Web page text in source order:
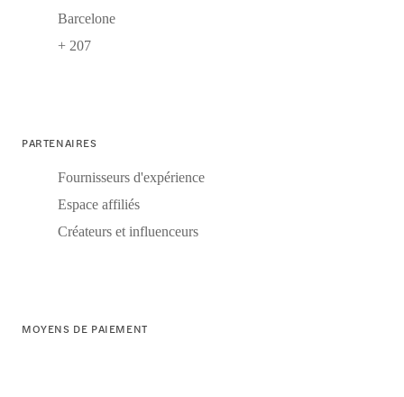
Barcelone
+ 207
PARTENAIRES
Fournisseurs d'expérience
Espace affiliés
Créateurs et influenceurs
MOYENS DE PAIEMENT